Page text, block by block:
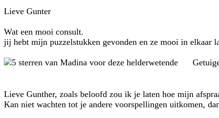
Lieve Gunter
Wat een mooi consult.
jij hebt mijn puzzelstukken gevonden en ze mooi in elkaar
Lieve Gunther, zoals beloofd zou ik je laten hoe mijn
Kan niet wachten tot je andere voorspellingen uitkomen,